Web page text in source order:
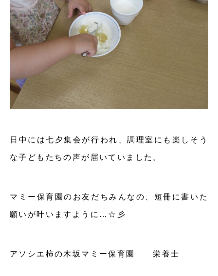
日中には七夕集会が行われ、調理室にも楽しそう
な子どもたちの声が届いていました。
マミー保育園のお友だちみんなの、短冊に書いた
願いが叶いますように…☆彡
アソシエ柿の木坂マミー保育園 栄養士